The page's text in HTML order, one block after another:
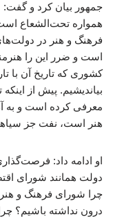
جمهور بیان کرد و
همواره تحت‌الشعاع
فرهنگ و هنر در
است و ضرر این را
کشوری که تاریخ آن با
بیاندیشیم. پیش از
معرفی کرده است و به
هنر است، نفت جز
او ادامه داد:
دولت همانند شورای
چرا شورای فرهنگ و
درون نداشته باشیم؟